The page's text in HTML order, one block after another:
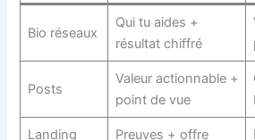
Bio réseaux
Qui tu aides +
résultat chiffré
Posts
Valeur actionnable +
point de vue
Landing
Preuves + offre